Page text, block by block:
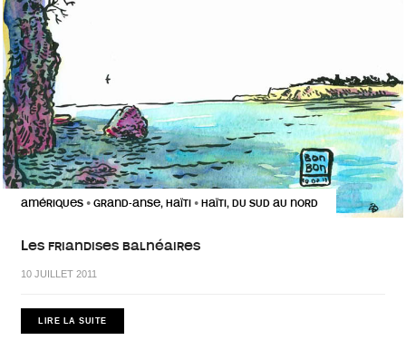
AMÉRIQUES • GRAND-ANSE, HAÏTI • HAÏTI, DU SUD AU NORD
Les friandises balnéaires
10 JUILLET 2011
LIRE LA SUITE